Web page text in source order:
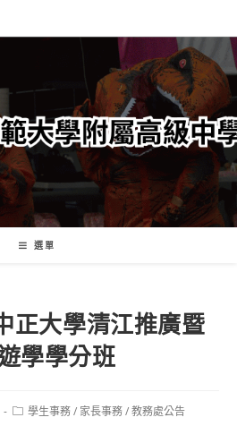
選單
正大學清江推廣暨
學學分班
Post學生事務/ 家長事務/教務處公告